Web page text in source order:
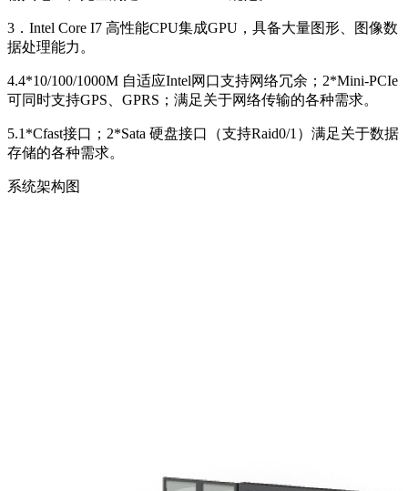
3．Intel Core I7 高性能CPU集成GPU，具备大量图形、图像数
据处理能力。
4.4*10/100/1000M 自适应Intel网口支持网络冗余；2*Mini-PCIe
可同时支持GPS、GPRS；满足关于网络传输的各种需求。
5.1*Cfast接口；2*Sata 硬盘接口（支持Raid0/1）满足关于数据
存储的各种需求。
系统架构图